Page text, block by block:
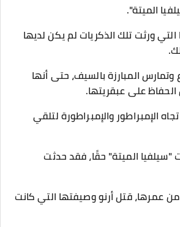
الميتة".
ورثت تلك الذكريات لم يكن لديها
وتمارس المبارزة بالسيف، حتى أنها
على عبقريتها.
الإمبراطور والإمبراطورة لتلقي
"سيلفيا الميتة" حقًا، فقد حدثت
عمرها، قتل أرنو وصيفتها التي كانت